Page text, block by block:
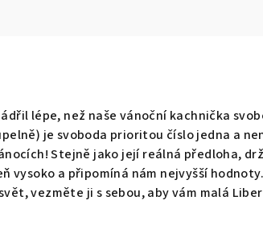
lépe, než naše vánoční kachnička
je svoboda prioritou číslo jedna a
Stejně jako její reálná předloha,
vysoko a připomíná nám nejvyšší
vezměte ji s sebou, aby vám malá